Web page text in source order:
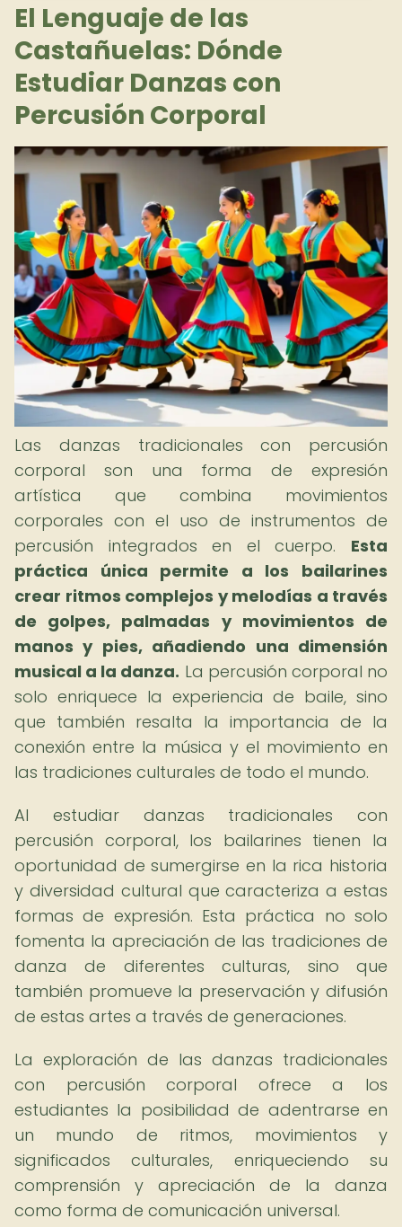
El Lenguaje de las
Castañuelas: Dónde
Estudiar Danzas con
Percusión Corporal
Las danzas tradicionales con percusión
corporal son una forma de expresión
artística que combina movimientos
corporales con el uso de instrumentos de
percusión integrados en el cuerpo. Esta
práctica única permite a los bailarines
crear ritmos complejos y melodías a través
de golpes, palmadas y movimientos de
manos y pies, añadiendo una dimensión
musical a la danza. La percusión corporal no
solo enriquece la experiencia de baile, sino
que también resalta la importancia de la
conexión entre la música y el movimiento en
las tradiciones culturales de todo el mundo.
Al estudiar danzas tradicionales con
percusión corporal, los bailarines tienen la
oportunidad de sumergirse en la rica historia
y diversidad cultural que caracteriza a estas
formas de expresión. Esta práctica no solo
fomenta la apreciación de las tradiciones de
danza de diferentes culturas, sino que
también promueve la preservación y difusión
de estas artes a través de generaciones.
La exploración de las danzas tradicionales
con percusión corporal ofrece a los
estudiantes la posibilidad de adentrarse en
un mundo de ritmos, movimientos y
significados culturales, enriqueciendo su
comprensión y apreciación de la danza
como forma de comunicación universal.